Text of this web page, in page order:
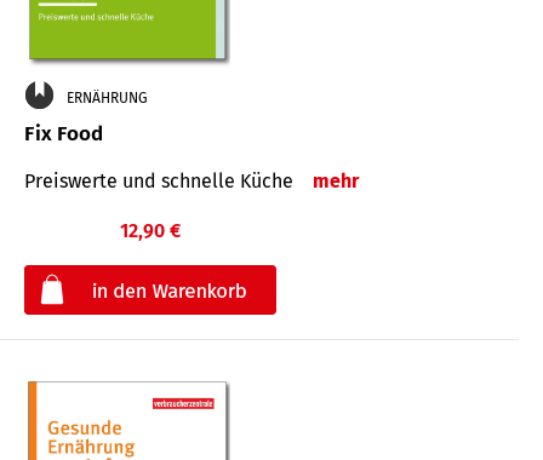
ERNÄHRUNG
Fix Food
Preiswerte und schnelle Küche mehr
12,90 €